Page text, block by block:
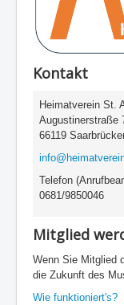
Privatsphäre
Mitglied werden!
Impressum
Aktuelle Seite:
HOMMAGE AN
Kontakt
Heimatverein St.
Augustinerstraße
66119
Telefon
0681/9850046
Mitglied
Wenn Sie Mitglied
die Zukunft des
Wie funktioniert's?